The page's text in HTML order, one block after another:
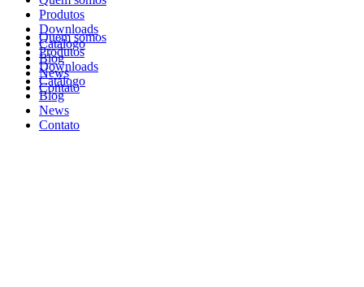
Quem somos
Produtos
Downloads
Catálogo
Blog
News
Contato
Produtos
Downloads
Catálogo
Blog
News
Contato